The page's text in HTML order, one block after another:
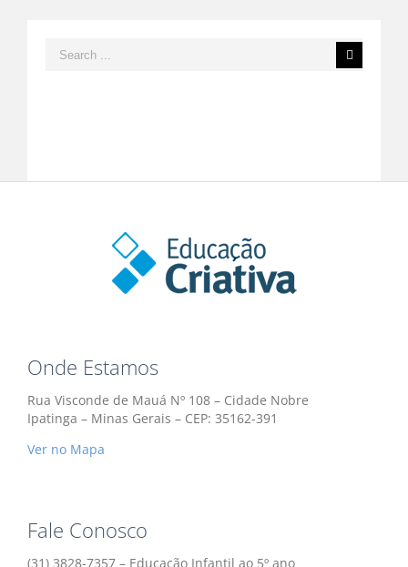
Search
for:
Onde Estamos
Rua Visconde de Mauá Nº 108 – Cidade Nobre
Ipatinga – Minas Gerais – CEP: 35162-391
Ver no Mapa
Fale Conosco
(31) 3828-7357 – Educação Infantil ao 5º ano